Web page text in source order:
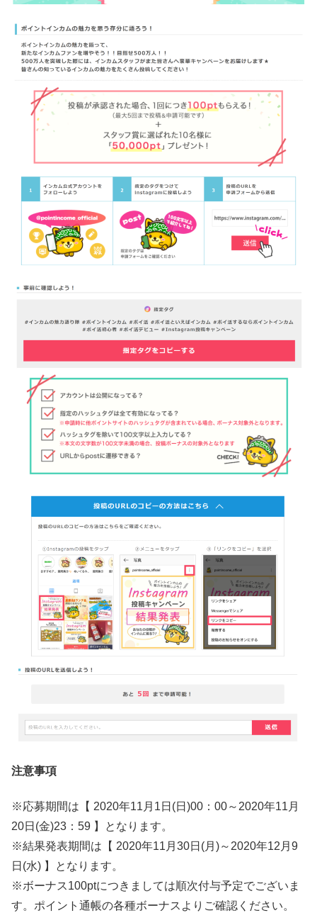
注意事項
※応募期間は【 2020年11月1日(日)00：00～2020年11月
20日(金)23：59 】となります。
※結果発表期間は【 2020年11月30日(月)～2020年12月9
日(水) 】となります。
※ボーナス100ptにつきましては順次付与予定でございま
す。ポイント通帳の各種ボーナスよりご確認ください。